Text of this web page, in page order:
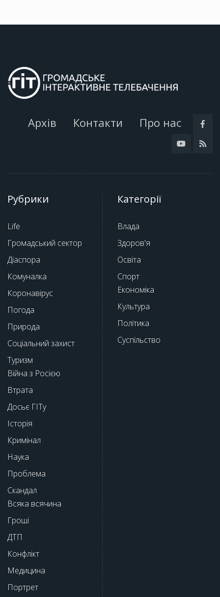
Архів Контакти Про нас
Рубрики
Life
Громадський сектор
Діаспора
Комуналка
Коронавірус
Погода
Природа
Соціальний захист
Туризм
Війна з Росією
Втрата
Досьє ГІТу
Історія
Кримінал
Наука
Проблема
Скандал
Всяка всячина
Гроші
ДТП
Конфлікт
Медицина
Портрет
Категорії
Влада
Здоров'я
Освіта
Спорт
Економіка
Культура
Політика
Суспільство